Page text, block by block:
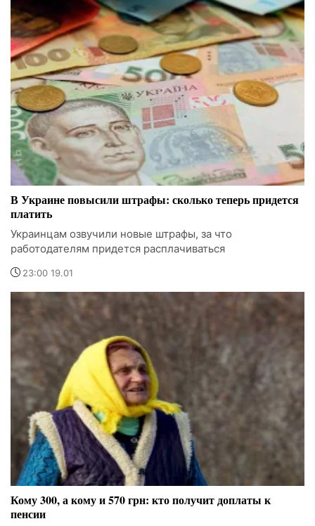
В Украине повысили штрафы: сколько теперь придется
платить
Украинцам озвучили новые штрафы, за что
работодателям придется расплачиваться
23:00 19.01
Кому 300, а кому и 570 грн: кто получит доплаты к
пенсии